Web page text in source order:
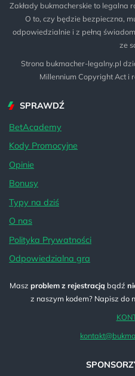
Zakłady bukmacherskie to legalna
O to, czy będzie bezpieczna,
odpowiedzialnie i z pełną
ze
Strona bukmacher-legalny.pl
Millennium Copyright Act i
SPRAWDŹ
BetAcademy
Kody Promocyjne
Opinie
Bonusy
Typy na dziś
O nas
Polityka Prywatności
Odpowiedzialna gra
Masz problem z rejestracją bądź
z naszym kodem? Napisz do